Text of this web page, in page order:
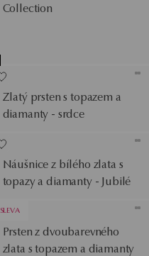
Collection
Zlatý prsten s topazem a
diamanty - srdce
Náušnice z bílého zlata s
topazy a diamanty - Jubilé
SLEVA
Prsten z dvoubarevného
zlata s topazem a diamanty